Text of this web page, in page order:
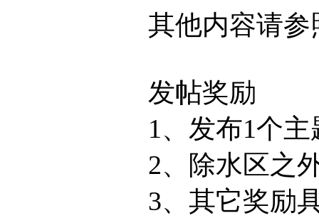
其他内容请
发帖奖励
1、发布1个
2、除水区之
3、其它奖励